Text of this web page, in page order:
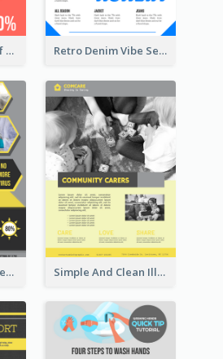
Fashionable End Of Sale Poster Design Template Retro Denim Vibe Seasonal Sale Poster Design
Illuminating Disinfection Promotional Poster Design Simple And Clean Illuminating Community Poster Design